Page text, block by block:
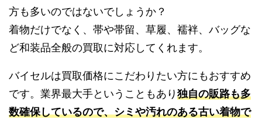
方も多いのではないでしょうか？
着物だけでなく、帯や帯留、草履、襦袢、バッグな
ど和装品全般の買取に対応してくれます。
バイセルは買取価格にこだわりたい方にもおすすめ
です。業界最大手ということもあり 独自の販路も多
数確保しているので、シミや汚れのある古い着物で